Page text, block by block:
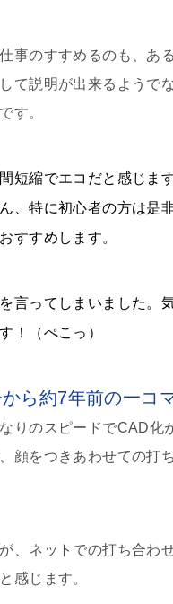
事のすすめるのも、あ
して説明が出来るようで
す。
短縮でエコだと感じます
、特に初心者の方は是
すすめします。
言ってしまいました。
！（ぺこっ）
ら約7年前の一コ
りのスピードでCAD化
顔をつきあわせての打
、ネットでの打ち合わ
感じます。